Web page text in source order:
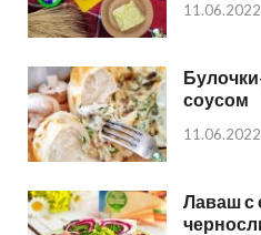
11.06.2022
соусом
11.06.2022
Лаваш с